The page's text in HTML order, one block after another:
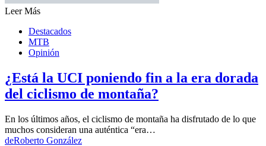
Leer Más
Destacados
MTB
Opinión
¿Está la UCI poniendo fin a la era dorada
del ciclismo de montaña?
En los últimos años, el ciclismo de montaña ha disfrutado de lo que
muchos consideran una auténtica “era…
deRoberto González